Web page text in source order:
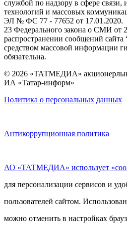
службой по надзору в сфере
технологий и массовых
ЭЛ № ФС 77 - 77652 от 17.01.2020.
23 Федерального закона о СМИ от
распространении сообщений сайта
средством массовой информации
обязательна.
© 2026 «ТАТМЕДИА»
ИА «Татар-информ»
Политика о персональных данных
Антикоррупционная политика
АО «ТАТМЕДИА» использует
для персонализации сервисов и
пользователей сайтом.
можно отменить в настройках